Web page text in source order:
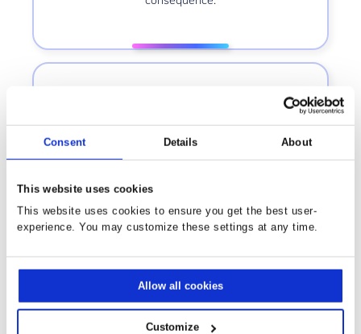
Consent Details About
This website uses cookies
This website uses cookies to ensure you get the best user-
experience. You may customize these settings at any time.
Allow all cookies
Customize
ACTUALISER LES INFORMATIONS DE
CONTACT
automatiquement en utilisant la fonctionnalité
de workflow ; y compris le code de satisfaction